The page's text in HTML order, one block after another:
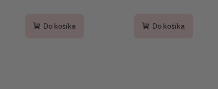
produktu
Do košíka Do košíka